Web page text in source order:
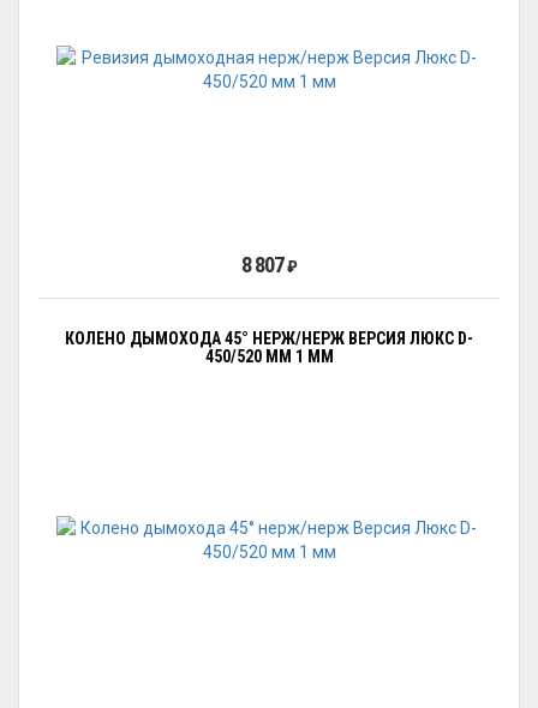
8 807₽
КОЛЕНО ДЫМОХОДА 45° НЕРЖ/НЕРЖ ВЕРСИЯ ЛЮКС D-
450/520 ММ 1 ММ